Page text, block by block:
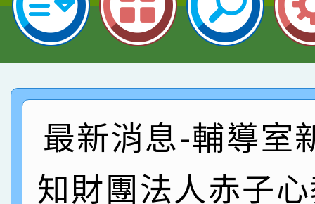
指導老師林老師
賽 劉文瑛教師榮獲教
臺灣台語-第二名
賀！本校參與2026世
市賽榮獲科學小創客佳
創客第三名。
賀！本校參加桃園市中
賽 洪綺君教師榮獲社
名
賀！本校阿巴斯O蜜、
倩參加桃園市科展 國
名 指導老師王老師、
賀！本校四年二班張O
園市英語競賽國小朗讀
賀！本校參加桃園市中
最新消息-輔導室
知財團法人赤子